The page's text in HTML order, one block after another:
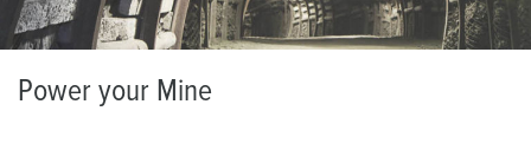
Power your Mine